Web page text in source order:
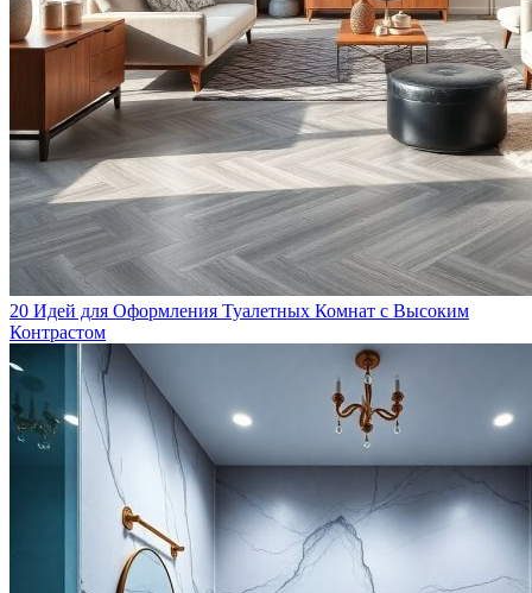
20 Идей для Оформления Туалетных Комнат с Высоким
Контрастом